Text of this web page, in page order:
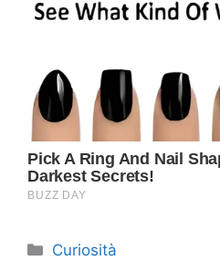
Categorie
Curiosità